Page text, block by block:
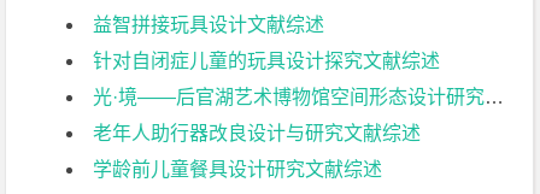
益智拼接玩具设计文献综述
针对自闭症儿童的玩具设计探究文献综述
光·境——后官湖艺术博物馆空间形态设计研究文献综述
老年人助行器改良设计与研究文献综述
学龄前儿童餐具设计研究文献综述